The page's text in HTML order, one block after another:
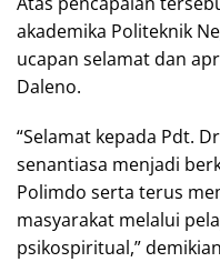
akademika Politeknik
ucapan selamat dan
Daleno.
“Selamat kepada Pdt.
senantiasa menjadi
Polimdo serta terus
masyarakat melalui
psikospiritual,”